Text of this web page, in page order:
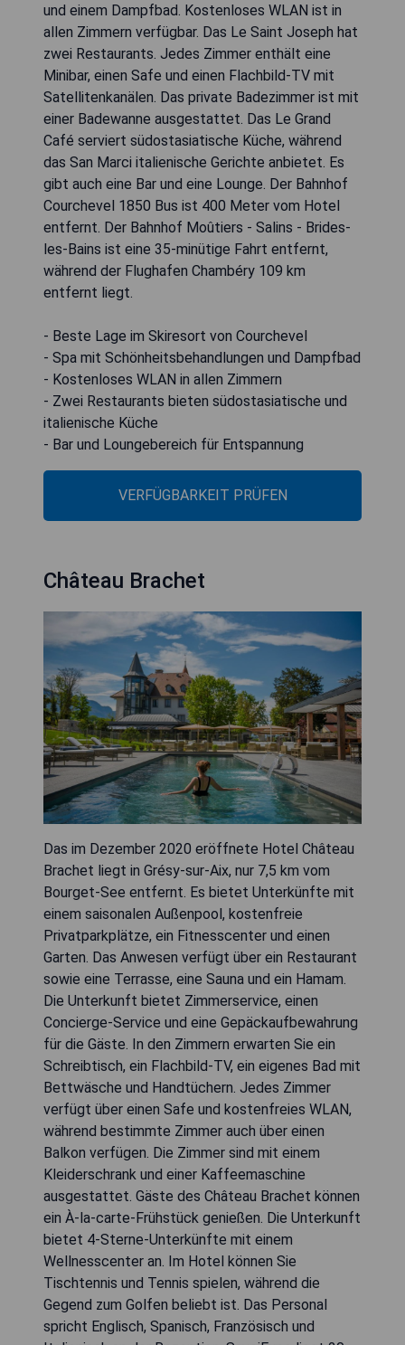
und einem Dampfbad. Kostenloses WLAN ist in
allen Zimmern verfügbar. Das Le Saint Joseph hat
zwei Restaurants. Jedes Zimmer enthält eine
Minibar, einen Safe und einen Flachbild-TV mit
Satellitenkanälen. Das private Badezimmer ist mit
einer Badewanne ausgestattet. Das Le Grand
Café serviert südostasiatische Küche, während
das San Marci italienische Gerichte anbietet. Es
gibt auch eine Bar und eine Lounge. Der Bahnhof
Courchevel 1850 Bus ist 400 Meter vom Hotel
entfernt. Der Bahnhof Moûtiers - Salins - Brides-
les-Bains ist eine 35-minütige Fahrt entfernt,
während der Flughafen Chambéry 109 km
entfernt liegt.
- Beste Lage im Skiresort von Courchevel
- Spa mit Schönheitsbehandlungen und Dampfbad
- Kostenloses WLAN in allen Zimmern
- Zwei Restaurants bieten südostasiatische und
italienische Küche
- Bar und Loungebereich für Entspannung
VERFÜGBARKEIT PRÜFEN
Château Brachet
Das im Dezember 2020 eröffnete Hotel Château
Brachet liegt in Grésy-sur-Aix, nur 7,5 km vom
Bourget-See entfernt. Es bietet Unterkünfte mit
einem saisonalen Außenpool, kostenfreie
Privatparkplätze, ein Fitnesscenter und einen
Garten. Das Anwesen verfügt über ein Restaurant
sowie eine Terrasse, eine Sauna und ein Hamam.
Die Unterkunft bietet Zimmerservice, einen
Concierge-Service und eine Gepäckaufbewahrung
für die Gäste. In den Zimmern erwarten Sie ein
Schreibtisch, ein Flachbild-TV, ein eigenes Bad mit
Bettwäsche und Handtüchern. Jedes Zimmer
verfügt über einen Safe und kostenfreies WLAN,
während bestimmte Zimmer auch über einen
Balkon verfügen. Die Zimmer sind mit einem
Kleiderschrank und einer Kaffeemaschine
ausgestattet. Gäste des Château Brachet können
ein À-la-carte-Frühstück genießen. Die Unterkunft
bietet 4-Sterne-Unterkünfte mit einem
Wellnesscenter an. Im Hotel können Sie
Tischtennis und Tennis spielen, während die
Gegend zum Golfen beliebt ist. Das Personal
spricht Englisch, Spanisch, Französisch und